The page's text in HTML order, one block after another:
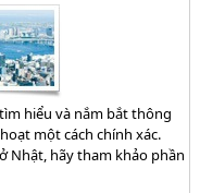
hiểu và nắm bắt thông
một cách chính xác.
Nhật, hãy tham khảo phần